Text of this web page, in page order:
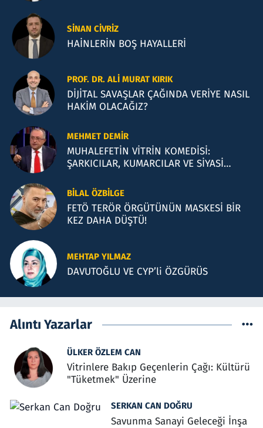
SINAN CIVRIZ
HAİNLERİN BOŞ HAYALLERİ
PROF. DR. ALI MURAT KIRIK
DİJİTAL SAVAŞLAR ÇAĞINDA VERİYE NASIL
HAKİM OLACAĞIZ?
MEHMET DEMIR
MUHALEFETİN VİTRİN KOMEDİSİ:
ŞARKICILAR, KUMARCILAR VE SİYASİ
BILAL ÖZBILGE
FETÖ TERÖR ÖRGÜTÜNÜN MASKESİ BİR
KEZ DAHA DÜŞTÜ!
MEHTAP YILMAZ
DAVUTOĞLU VE CYP’li ÖZGÜRÜS
Alıntı Yazarlar
ÜLKER ÖZLEM CAN
Vitrinlere Bakıp Geçenlerin Çağı: Kültürü
"Tüketmek" Üzerine
SERKAN CAN DOĞRU
Savunma Sanayi Geleceği İnşa